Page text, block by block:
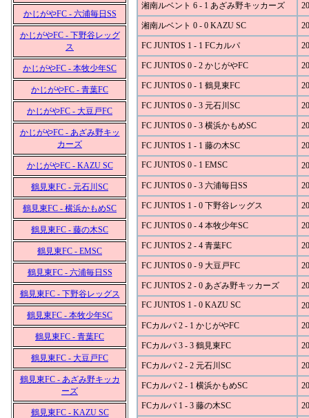
かじがやFC - 六浦毎日SS
かじがやFC - 下野谷レッグ
ス
かじがやFC - 本牧少年SC
かじがやFC - 青葉FC
かじがやFC - 大豆戸FC
かじがやFC - あざみ野キッ
カーズ
かじがやFC - KAZU SC
鶴見東FC - 元石川SC
鶴見東FC - 横浜かもめSC
鶴見東FC - 藤の木SC
鶴見東FC - EMSC
鶴見東FC - 六浦毎日SS
鶴見東FC - 下野谷レッグス
鶴見東FC - 本牧少年SC
鶴見東FC - 青葉FC
鶴見東FC - 大豆戸FC
鶴見東FC - あざみ野キッカ
ーズ
鶴見東FC - KAZU SC
湘南ルベント 6 - 1 あざみ野キッカーズ
湘南ルベント 0 - 0 KAZU SC
FC JUNTOS 1 - 1 FCカルパ
FC JUNTOS 0 - 2 かじがやFC
FC JUNTOS 0 - 1 鶴見東FC
FC JUNTOS 0 - 3 元石川SC
FC JUNTOS 0 - 3 横浜かもめSC
FC JUNTOS 1 - 1 藤の木SC
FC JUNTOS 0 - 1 EMSC
FC JUNTOS 0 - 3 六浦毎日SS
FC JUNTOS 1 - 0 下野谷レッグス
FC JUNTOS 0 - 4 本牧少年SC
FC JUNTOS 2 - 4 青葉FC
FC JUNTOS 0 - 9 大豆戸FC
FC JUNTOS 2 - 0 あざみ野キッカーズ
FC JUNTOS 1 - 0 KAZU SC
FCカルパ 2 - 1 かじがやFC
FCカルパ 3 - 3 鶴見東FC
FCカルパ 2 - 2 元石川SC
FCカルパ 2 - 1 横浜かもめSC
FCカルパ 1 - 3 藤の木SC